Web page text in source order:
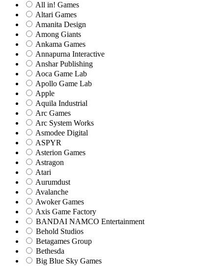
All in! Games
Altari Games
Amanita Design
Among Giants
Ankama Games
Annapurna Interactive
Anshar Publishing
Aoca Game Lab
Apollo Game Lab
Apple
Aquila Industrial
Arc Games
Arc System Works
Asmodee Digital
ASPYR
Asterion Games
Astragon
Atari
Aurumdust
Avalanche
Awoker Games
Axis Game Factory
BANDAI NAMCO Entertainment
Behold Studios
Betagames Group
Bethesda
Big Blue Sky Games